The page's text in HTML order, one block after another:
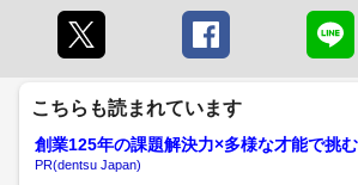
こちらも読まれています
創業125年の課題解決力×多様な才能で挑
PR(dentsu Japan)